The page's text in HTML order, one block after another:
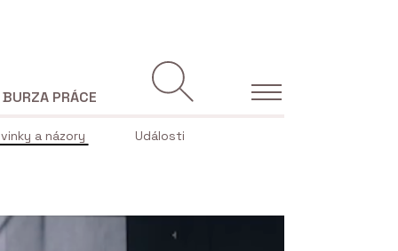
a názory Události
BURZA PRÁCE